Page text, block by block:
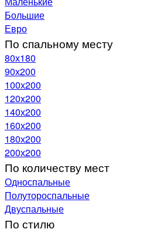
Большие
Евро
По спальному месту
80х180
90х200
100х200
120x200
140х200
160х200
180х200
200х200
По количеству мест
Односпальные
Полутороспальные
Двуспальные
По стилю